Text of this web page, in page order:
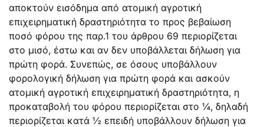
αποκτούν εισόδημα από ατομική αγροτική
επιχειρηματική δραστηριότητα το προς βεβαίωση
ποσό φόρου της παρ.1 του άρθρου 69 περιορίζεται
στο μισό, έστω και αν δεν υποβάλλεται δήλωση για
πρώτη φορά. Συνεπώς, σε όσους υποβάλλουν
φορολογική δήλωση για πρώτη φορά και ασκούν
ατομική αγροτική επιχειρηματική δραστηριότητα, η
προκαταβολή του φόρου περιορίζεται στο ¼, δηλαδή
περιορίζεται κατά ½ επειδή υποβάλλουν δήλωση για